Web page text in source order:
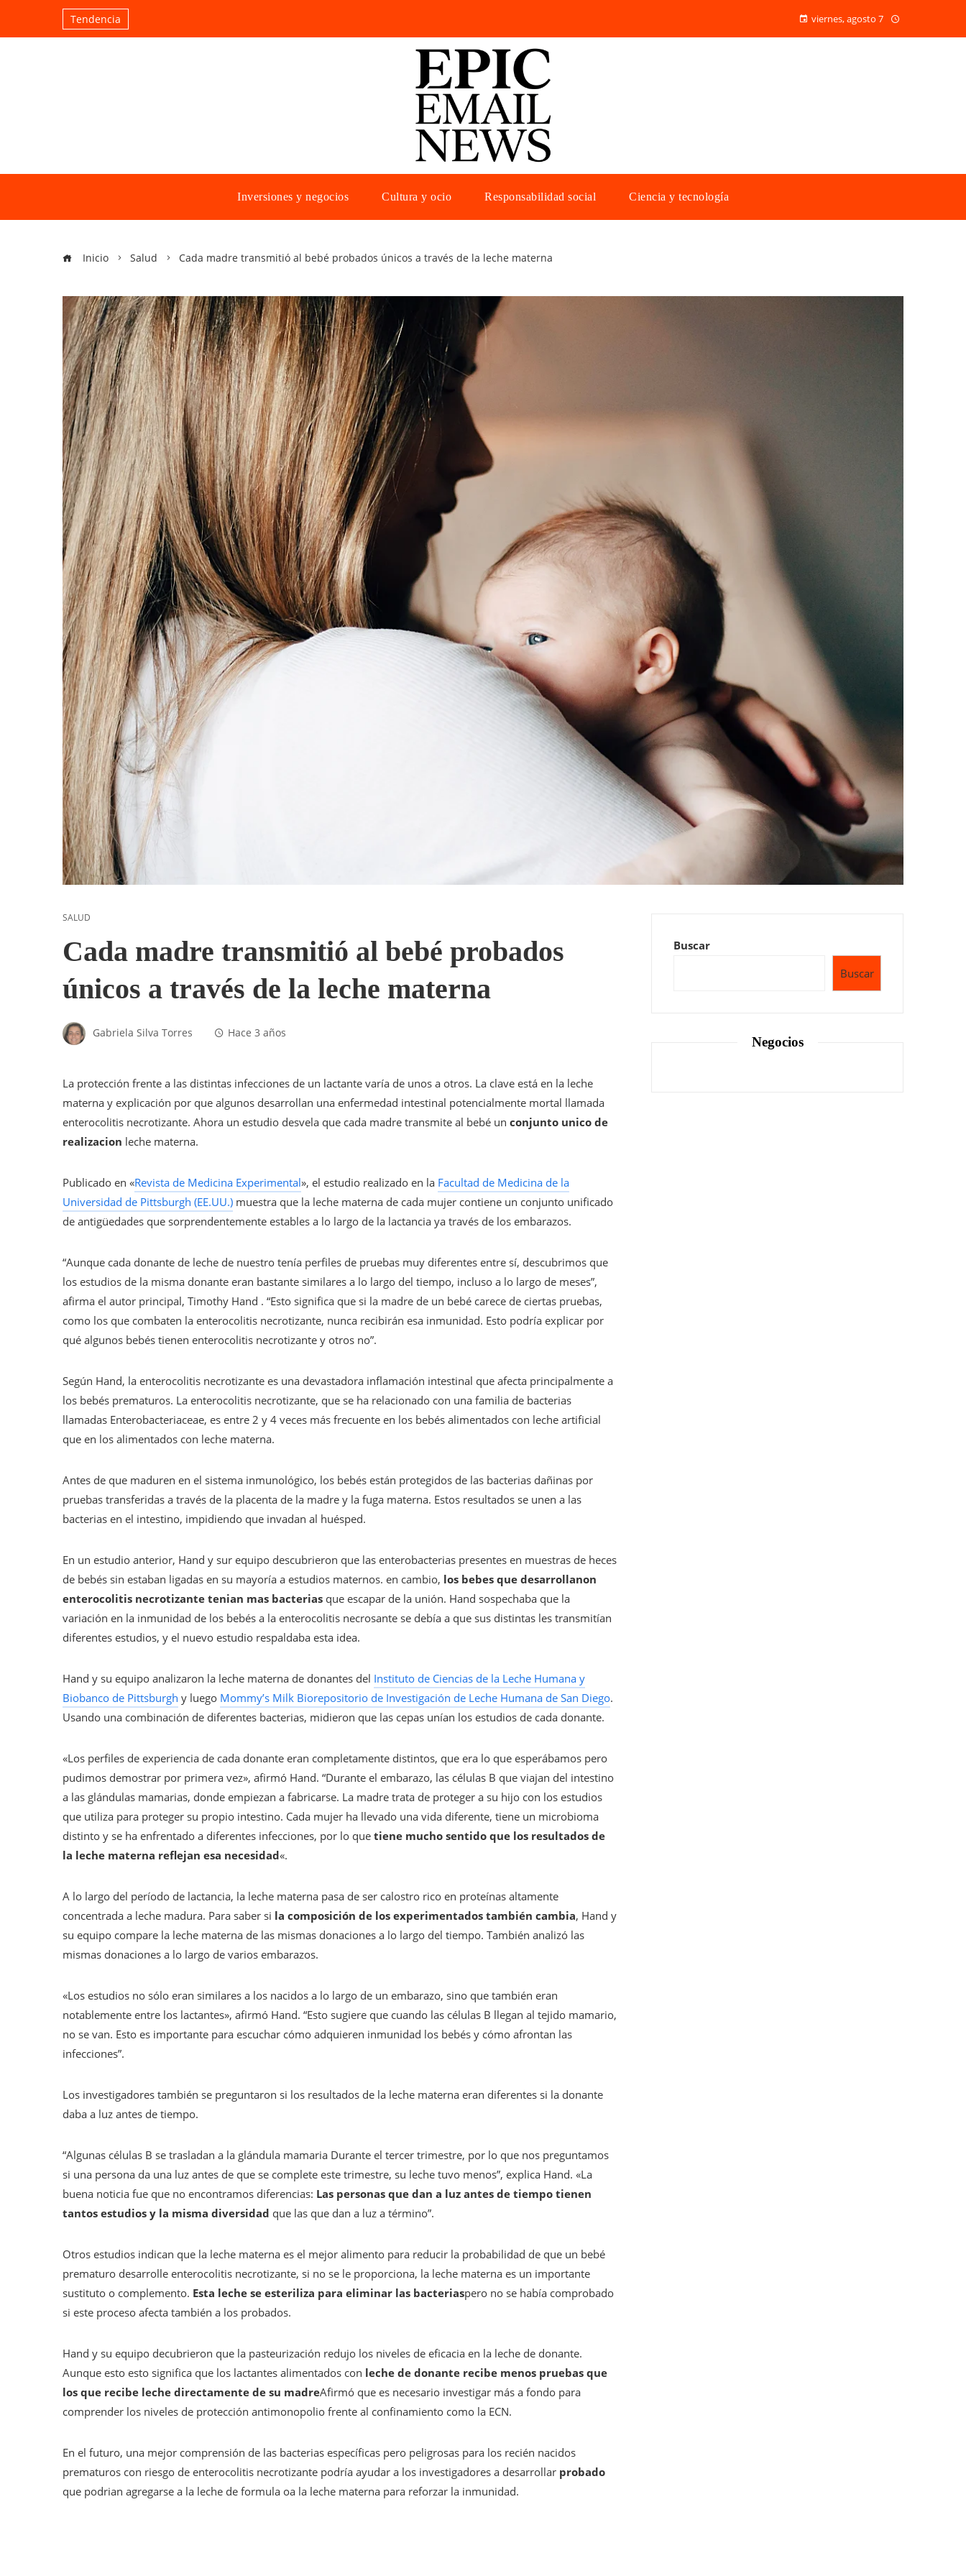
Tendencia viernes, agosto 7
Inversiones y negocios Cultura y ocio Responsabilidad social Ciencia y tecnología
Inicio Salud Cada madre transmitió al bebé probados únicos a través de la leche materna
SALUD
Cada madre transmitió al bebé probados
únicos a través de la leche materna
Gabriela Silva Torres Hace 3 años
La protección frente a las distintas infecciones de un lactante varía de unos a otros. La clave está en la leche
materna y explicación por que algunos desarrollan una enfermedad intestinal potencialmente mortal llamada
enterocolitis necrotizante. Ahora un estudio desvela que cada madre transmite al bebé un conjunto unico de
realizacion leche materna.
Publicado en «Revista de Medicina Experimental», el estudio realizado en la Facultad de Medicina de la
Universidad de Pittsburgh (EE.UU.) muestra que la leche materna de cada mujer contiene un conjunto unificado
de antigüedades que sorprendentemente estables a lo largo de la lactancia ya través de los embarazos.
“Aunque cada donante de leche de nuestro tenía perfiles de pruebas muy diferentes entre sí, descubrimos que
los estudios de la misma donante eran bastante similares a lo largo del tiempo, incluso a lo largo de meses”,
afirma el autor principal, Timothy Hand . “Esto significa que si la madre de un bebé carece de ciertas pruebas,
como los que combaten la enterocolitis necrotizante, nunca recibirán esa inmunidad. Esto podría explicar por
qué algunos bebés tienen enterocolitis necrotizante y otros no”.
Según Hand, la enterocolitis necrotizante es una devastadora inflamación intestinal que afecta principalmente a
los bebés prematuros. La enterocolitis necrotizante, que se ha relacionado con una familia de bacterias
llamadas Enterobacteriaceae, es entre 2 y 4 veces más frecuente en los bebés alimentados con leche artificial
que en los alimentados con leche materna.
Antes de que maduren en el sistema inmunológico, los bebés están protegidos de las bacterias dañinas por
pruebas transferidas a través de la placenta de la madre y la fuga materna. Estos resultados se unen a las
bacterias en el intestino, impidiendo que invadan al huésped.
En un estudio anterior, Hand y sur equipo descubrieron que las enterobacterias presentes en muestras de heces
de bebés sin estaban ligadas en su mayoría a estudios maternos. en cambio, los bebes que desarrollanon
enterocolitis necrotizante tenian mas bacterias que escapar de la unión. Hand sospechaba que la
variación en la inmunidad de los bebés a la enterocolitis necrosante se debía a que sus distintas les transmitían
diferentes estudios, y el nuevo estudio respaldaba esta idea.
Hand y su equipo analizaron la leche materna de donantes del Instituto de Ciencias de la Leche Humana y
Biobanco de Pittsburgh y luego Mommy’s Milk Biorepositorio de Investigación de Leche Humana de San Diego.
Usando una combinación de diferentes bacterias, midieron que las cepas unían los estudios de cada donante.
«Los perfiles de experiencia de cada donante eran completamente distintos, que era lo que esperábamos pero
pudimos demostrar por primera vez», afirmó Hand. “Durante el embarazo, las células B que viajan del intestino
a las glándulas mamarias, donde empiezan a fabricarse. La madre trata de proteger a su hijo con los estudios
que utiliza para proteger su propio intestino. Cada mujer ha llevado una vida diferente, tiene un microbioma
distinto y se ha enfrentado a diferentes infecciones, por lo que tiene mucho sentido que los resultados de
la leche materna reflejan esa necesidad«.
A lo largo del período de lactancia, la leche materna pasa de ser calostro rico en proteínas altamente
concentrada a leche madura. Para saber si la composición de los experimentados también cambia, Hand y
su equipo compare la leche materna de las mismas donaciones a lo largo del tiempo. También analizó las
mismas donaciones a lo largo de varios embarazos.
«Los estudios no sólo eran similares a los nacidos a lo largo de un embarazo, sino que también eran
notablemente entre los lactantes», afirmó Hand. “Esto sugiere que cuando las células B llegan al tejido mamario,
no se van. Esto es importante para escuchar cómo adquieren inmunidad los bebés y cómo afrontan las
infecciones”.
Los investigadores también se preguntaron si los resultados de la leche materna eran diferentes si la donante
daba a luz antes de tiempo.
“Algunas células B se trasladan a la glándula mamaria Durante el tercer trimestre, por lo que nos preguntamos
si una persona da una luz antes de que se complete este trimestre, su leche tuvo menos”, explica Hand. «La
buena noticia fue que no encontramos diferencias: Las personas que dan a luz antes de tiempo tienen
tantos estudios y la misma diversidad que las que dan a luz a término”.
Otros estudios indican que la leche materna es el mejor alimento para reducir la probabilidad de que un bebé
prematuro desarrolle enterocolitis necrotizante, si no se le proporciona, la leche materna es un importante
sustituto o complemento. Esta leche se esteriliza para eliminar las bacteriaspero no se había comprobado
si este proceso afecta también a los probados.
Hand y su equipo decubrieron que la pasteurización redujo los niveles de eficacia en la leche de donante.
Aunque esto esto significa que los lactantes alimentados con leche de donante recibe menos pruebas que
los que recibe leche directamente de su madreAfirmó que es necesario investigar más a fondo para
comprender los niveles de protección antimonopolio frente al confinamiento como la ECN.
En el futuro, una mejor comprensión de las bacterias específicas pero peligrosas para los recién nacidos
prematuros con riesgo de enterocolitis necrotizante podría ayudar a los investigadores a desarrollar probado
que podrian agregarse a la leche de formula oa la leche materna para reforzar la inmunidad.
Buscar
Buscar
Negocios